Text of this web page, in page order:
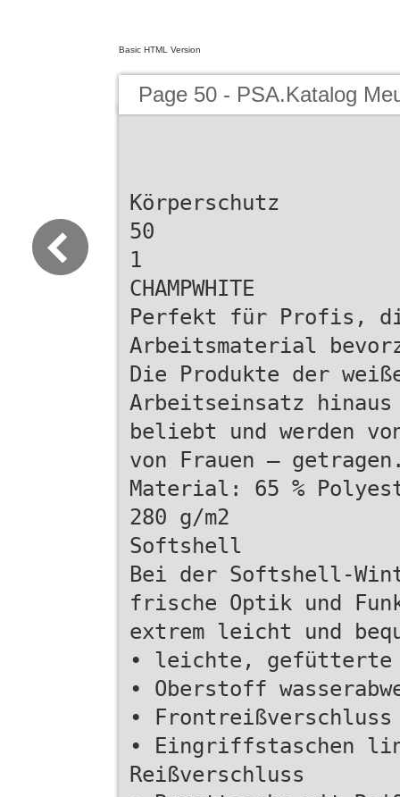
Basic HTML Version
Page 50 - PSA.Katalog
Körperschutz
50
1
CHAMPWHITE
Perfekt für Profis,
Arbeitsmaterial
Die Produkte der
Arbeitseinsatz hinaus
beliebt und werden
von Frauen –
Material: 65 %
280 g/m2
Softshell
Bei der Softshell-
frische Optik und
extrem leicht und
• leichte, gefütterte
• Oberstoff
•
• Eingriffstaschen
Reißverschluss